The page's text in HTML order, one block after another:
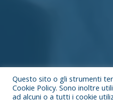
© Cubex Italia All Rights
Questo sito o gli strumenti
Cookie Policy. Sono inoltre
ad alcuni o a tutti i cookie